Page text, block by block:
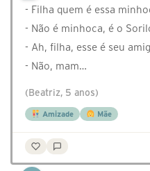
- Filha quem é essa
- Não é minhoca, é o
- Ah, filha, esse é seu
- Não, mam…
(Beatriz, 5 anos)
Amizade Mãe